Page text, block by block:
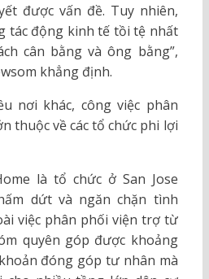
được vấn đề. Tuy nhiên,
tác động kinh tế tồi tệ nhất
cân bằng và ông bằng”,
khẳng định.
nơi khác, công việc phân
thuộc về các tổ chức phi lợi
là tổ chức ở San Jose
dứt và ngăn chặn tình
việc phân phối viện trợ từ
quyên góp được khoảng
đóng góp tư nhân mà